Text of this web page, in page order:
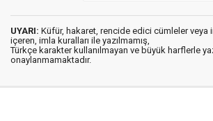
UYARI: Küfür, hakaret, rencide edici cümleler veya
içeren, imla kuralları ile yazılmamış,
Türkçe karakter kullanılmayan ve büyük harflerle
onaylanmamaktadır.